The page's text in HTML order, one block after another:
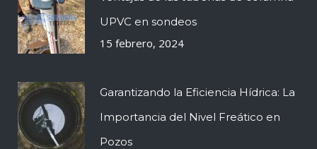
UPVC en sondeos
15 febrero, 2024
Garantizando la Eficiencia Hídrica: La
Importancia del Nivel Freático en
Pozos